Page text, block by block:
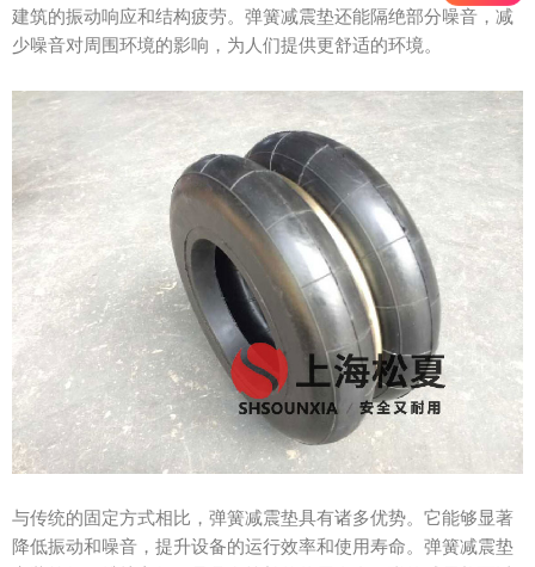
建筑的振动响应和结构疲劳。弹簧减震垫还能隔绝部分噪音，减
少噪音对周围环境的影响，为人们提供更舒适的环境。
与传统的固定方式相比，弹簧减震垫具有诸多优势。它能够显著
降低振动和噪音，提升设备的运行效率和使用寿命。弹簧减震垫